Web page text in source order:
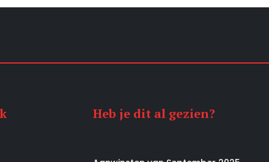
Heb je dit al gezien?